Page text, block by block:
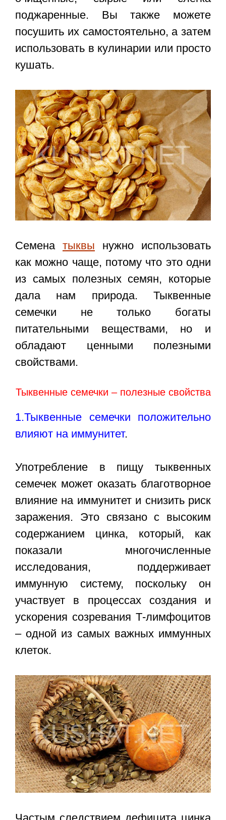
поджаренные. Вы также можете
посушить их самостоятельно, а затем
использовать в кулинарии или просто
кушать.
Семена тыквы нужно использовать
как можно чаще, потому что это одни
из самых полезных семян, которые
дала нам природа. Тыквенные
семечки не только богаты
питательными веществами, но и
обладают ценными полезными
свойствами.
Тыквенные семечки – полезные свойства
1.Тыквенные семечки положительно
влияют на иммунитет.
Употребление в пищу тыквенных
семечек может оказать благотворное
влияние на иммунитет и снизить риск
заражения. Это связано с высоким
содержанием цинка, который, как
показали многочисленные
исследования, поддерживает
иммунную систему, поскольку он
участвует в процессах создания и
ускорения созревания Т-лимфоцитов
– одной из самых важных иммунных
клеток.